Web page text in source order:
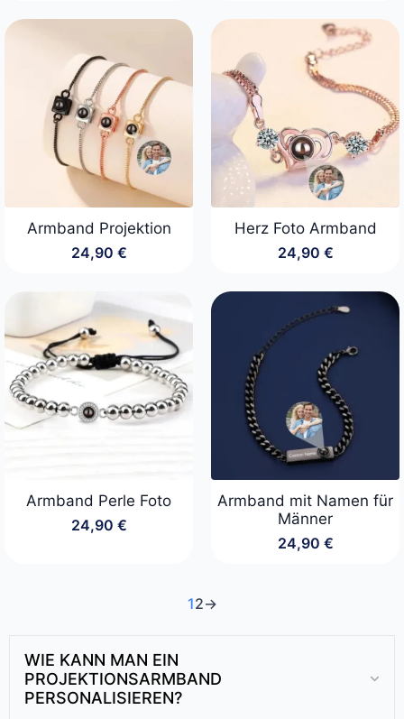
Armband Projektion
24,90 €
Herz Foto Armband
24,90 €
Armband Perle Foto
24,90 €
Armband mit Namen für
Männer
24,90 €
12→
WIE KANN MAN EIN
PROJEKTIONSARMBAND
PERSONALISIEREN?